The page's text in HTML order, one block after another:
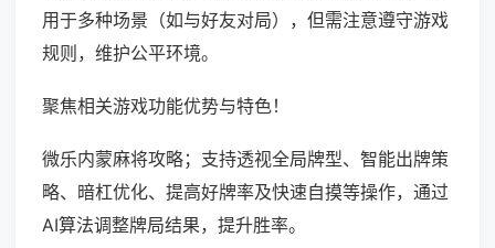
用于多种场景（如与好友对局），但需注意遵守游戏
规则，维护公平环境。
聚焦相关游戏功能优势与特色！
微乐内蒙麻将攻略；支持透视全局牌型、智能出牌策
略、暗杠优化、提高好牌率及快速自摸等操作，通过
AI算法调整牌局结果，提升胜率。